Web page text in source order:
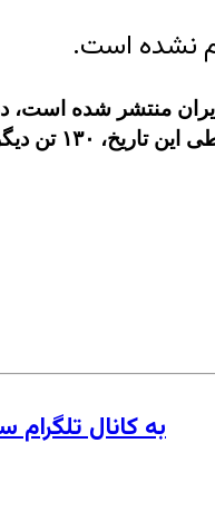
نشده است.
به کانال تلگرام